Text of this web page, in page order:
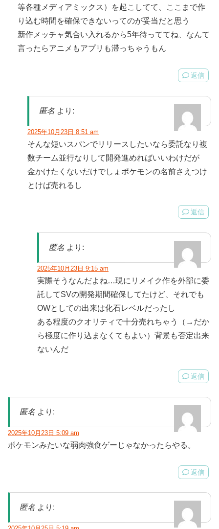
等各種メディアミックス）を起こしてて、ここまで作
り込む時間を確保できないってのが妥当だと思う
新作メッチャ気合い入れるから5年待っててね、なんて
言ったらアニメもアプリも滞っちゃうもん
返信
匿名 より:
2025年10月23日 8:51 am
そんな短いスパンでリリースしたいなら委託なり複
数チーム並行なりして開発進めればいいわけだが
金かけたくないだけでしょポケモンの名前さえつけ
とけば売れるし
返信
匿名 より:
2025年10月23日 9:15 am
実際そうなんだよね…現にリメイク作を外部に委
託してSVの開発期間確保してたけど、それでも
OWとしての出来は化石レベルだったし
ある程度のクオリティで十分売れちゃう（→だか
ら極度に作り込まなくてもよい）背景も否定出来
ないんだ
返信
匿名 より:
2025年10月23日 5:09 am
ポケモンみたいな弱肉強食ゲーじゃなかったらやる。
返信
匿名 より: